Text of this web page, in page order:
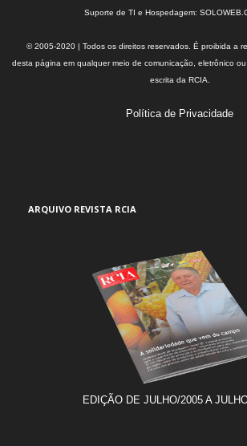
Suporte de TI e Hospedagem:
© 2005-2020 | Todos os direitos reservados. É proibida a
desta página em qualquer meio de comunicação, eletrônico
escrita da RCIA.
Política de Privacidade
ARQUIVO REVISTA RCIA
EDIÇÃO DE JULHO/2005 A